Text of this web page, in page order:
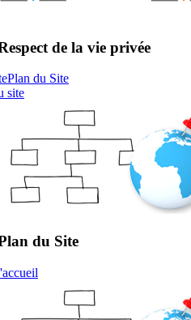
de la vie privée
Plan du Site
site
du Site